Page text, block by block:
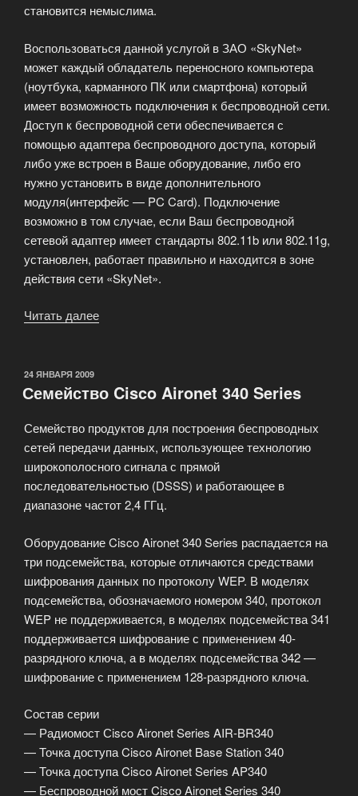
становится немыслима.
Воспользоваться данной услугой в ЗАО «SkyNet»
может каждый обладатель переносного компьютера
(ноутбука, карманного ПК или смартфона) который
имеет возможность подключения к беспроводной сети.
Доступ к беспроводной сети обеспечивается с
помощью адаптера беспроводного доступа, который
либо уже встроен в Ваше оборудование, либо его
нужно установить в виде дополнительного
модуля(интерфейс — PC Card). Подключение
возможно в том случае, если Ваш беспроводной
сетевой адаптер имеет стандарты 802.11b или 802.11g,
установлен, работает правильно и находится в зоне
действия сети «SkyNet».
Читать далее
Wi-
ОПУБЛИКОВАНО
24 ЯНВАРЯ 2009
Семейство Cisco Aironet 340 Series
Семейство продуктов для построения беспроводных
сетей передачи данных, использующее технологию
широкополосного сигнала с прямой
последовательностью (DSSS) и работающее в
диапазоне частот 2,4 ГГц.
Оборудование Cisco Aironet 340 Series распадается на
три подсемейства, которые отличаются средствами
шифрования данных по протоколу WEP. В моделях
подсемейства, обозначаемого номером 340, протокол
WEP не поддерживается, в моделях подсемейства 341
поддерживается шифрование с применением 40-
разрядного ключа, а в моделях подсемейства 342 —
шифрование с применением 128-разрядного ключа.
Состав серии
— Радиомост Сisco Aironet Series AIR-BR340
— Точка доступа Cisco Aironet Base Station 340
— Точка доступа Cisco Aironet Series AP340
— Беспроводной мост Cisco Aironet Series 340